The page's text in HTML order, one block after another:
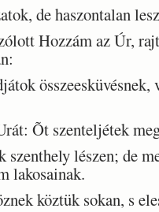
de haszontalan
Hozzám az Úr,
összeesküvésnek,
Õt szenteljétek
szenthely lészen; de
lakosainak.
köztük sokan, s